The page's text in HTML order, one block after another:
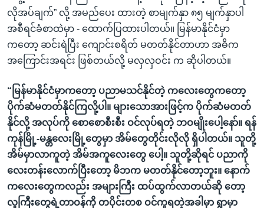
လိုအပ်ချက်” လို့ အမည်ပေး ထားတဲ့ စာမျက်နှာ ၈၅ မျက်နှာပါ
အစီရင်ခံစာထဲမှာ - ထောက်ပြထားပါတယ်။ မြန်မာနိုင်ငံမှာ
ကတော့ ဆင်းရဲပြီး ကျောင်းစရိတ် မတတ်နိုင်တာဟာ အဓိက
အကြောင်းအရင်း ဖြစ်တယ်လို့ မလှလှဝင်း က ဆိုပါတယ်။
“မြန်မာနိုင်ငံမှာကတော့ ပညာမသင်နိုင်တဲ့ ကလေးတွေကတော့
ပိုက်ဆံမတတ်နိုင်ကြလို့ပါ။ များသောအားဖြင့်က ပိုက်ဆံမတတ်
နိုင်လို့ အလုပ်ကို စောစောစီးစီး ဝင်လုပ်ရတဲ့ ဘဝမျိုးပေါ့နော်။ ရန်
ကုန်မြို့-မန္တလေးမြို့တွေမှာ အိမ်တွေတိုင်းလိုလို ရှိပါတယ်။ သူတို့
အိမ်မှာလာကူတဲ့ အိမ်အကူလေးတွေ ပေါ့။ သူတို့ဆိုရင် ပညာကို
လေးတန်းလောက်ပြီးတော့ မိဘက မတတ်နိုင်တော့ဘူး။ နောက်
ကလေးတွေကလည်း အများကြီး ထပ်ထွက်လာတယ်ဆို တော့
လူကြီးတွေရဲ့တာဝန်ကို တပိုင်းတစ ဝင်ကူရတဲ့အခါမှာ ရွာမှာ